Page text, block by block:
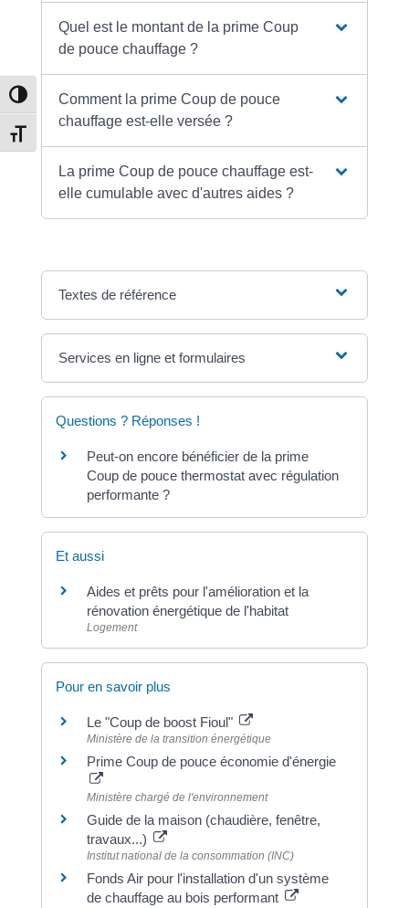
Passer en contraste élevé
Changer la taille de la police
Quel est le montant de la prime Coup
de pouce chauffage ?
Comment la prime Coup de pouce
chauffage est-elle versée ?
La prime Coup de pouce chauffage est-
elle cumulable avec d'autres aides ?
Textes de référence
Services en ligne et formulaires
Questions ? Réponses !
Peut-on encore bénéficier de la prime
Coup de pouce thermostat avec régulation
performante ?
Et aussi
Aides et prêts pour l'amélioration et la
rénovation énergétique de l'habitat
Logement
Pour en savoir plus
Le "Coup de boost Fioul"
Ministère de la transition énergétique
Prime Coup de pouce économie d'énergie
Ministère chargé de l'environnement
Guide de la maison (chaudière, fenêtre,
travaux...)
Institut national de la consommation (INC)
Fonds Air pour l'installation d'un système
de chauffage au bois performant